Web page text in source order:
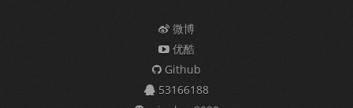
微博
优酷
Github
53166188